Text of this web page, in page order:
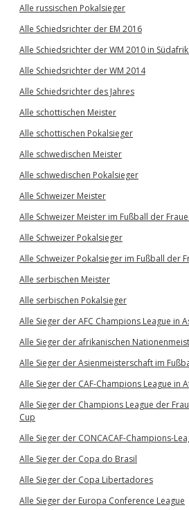
Alle russischen Pokalsieger
Alle Schiedsrichter der EM 2016
Alle Schiedsrichter der WM 2010 in
Alle Schiedsrichter der WM 2014
Alle Schiedsrichter des Jahres
Alle schottischen Meister
Alle schottischen Pokalsieger
Alle schwedischen Meister
Alle schwedischen Pokalsieger
Alle Schweizer Meister
Alle Schweizer Meister im Fußball der
Alle Schweizer Pokalsieger
Alle Schweizer Pokalsieger im Fußball der
Alle serbischen Meister
Alle serbischen Pokalsieger
Alle Sieger der AFC Champions League in
Alle Sieger der afrikanischen
Alle Sieger der Asienmeisterschaft im
Alle Sieger der CAF-Champions League in
Alle Sieger der Champions League der
Cup
Alle Sieger der CONCACAF-Champions-
Alle Sieger der Copa do Brasil
Alle Sieger der Copa Libertadores
Alle Sieger der Europa Conference League